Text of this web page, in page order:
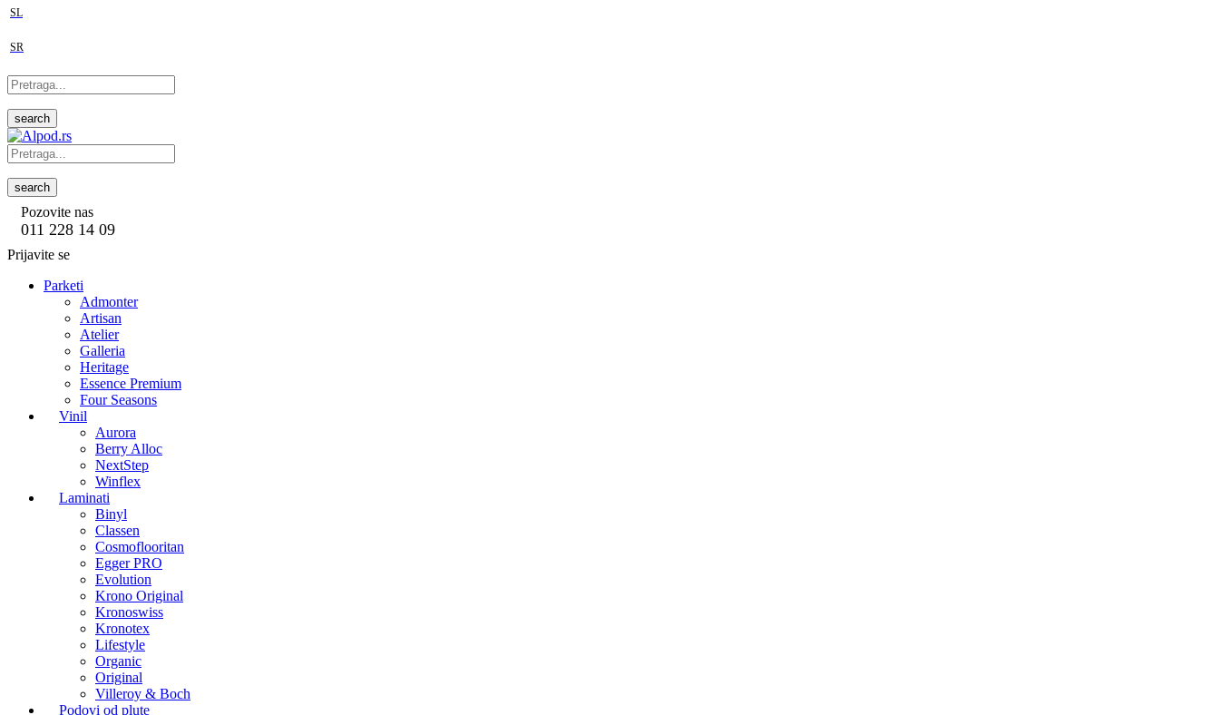
SL
SR
search
search
Pozovite nas
011 228 14 09
Prijavite se
Parketi
Admonter
Artisan
Atelier
Galleria
Heritage
Essence Premium
Four Seasons
Vinil
Aurora
Berry Alloc
NextStep
Winflex
Laminati
Binyl
Classen
Cosmoflooritan
Egger PRO
Evolution
Krono Original
Kronoswiss
Kronotex
Lifestyle
Organic
Original
Villeroy & Boch
Podovi od plute